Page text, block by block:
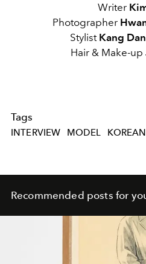
Writer
Photographer
Stylist Kang
Hair & Make-up
Tags
INTERVIEW MODEL
Recommended posts for